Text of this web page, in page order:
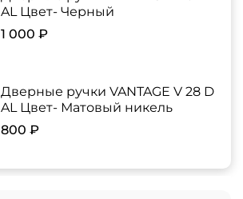
AL Цвет- Черный
1 000 ₽
Дверные ручки VANTAGE V 28 D
AL Цвет- Матовый никель
800 ₽